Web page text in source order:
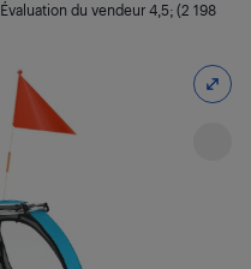
Évaluation du vendeur 4,5; (2 198